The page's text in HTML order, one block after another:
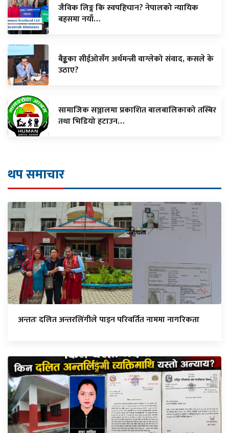
जैविक लिङ्ग कि स्वपहिचान? नेपालको न्यायिक
बहसमा नयाँ…
बैङ्कका सीईओसँग अर्थमन्त्री वाग्लेको संवाद, कसले के
उठाए?
सामाजिक सञ्जालमा प्रकाशित बालबालिकाको तस्बिर
तथा भिडियो हटाउन…
थप समाचार
अन्ततः दलित अन्तरलिंगीले पाइन परिवर्तित नाममा नागरिकता